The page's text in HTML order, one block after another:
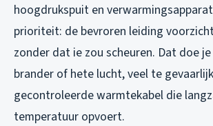
hoogdrukspuit en
prioriteit: de bevroren leiding
zonder dat ie zou scheuren. Dat doe
brander of hete lucht, veel te
gecontroleerde warmtekabel die
temperatuur opvoert.